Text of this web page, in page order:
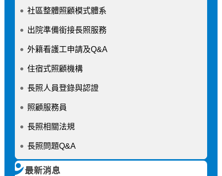
社區整體照顧模式體系
出院準備銜接長照服務
外籍看護工申請及Q&A
住宿式照顧機構
長照人員登錄與認證
照顧服務員
長照相關法規
長照問題Q&A
最新消息